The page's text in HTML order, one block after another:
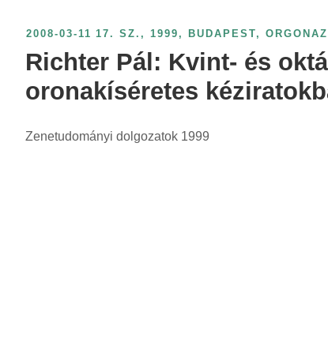
o
r
:
é
s
r
o
l
á
:
2008-03-11 17. SZ. , 1999 , BUDAPEST,
Richter Pál: Kvint- és
oronakíséretes
Zenetudományi dolgozatok 1999